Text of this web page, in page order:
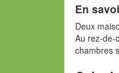
En
Deux
Au rez-de-
chambres